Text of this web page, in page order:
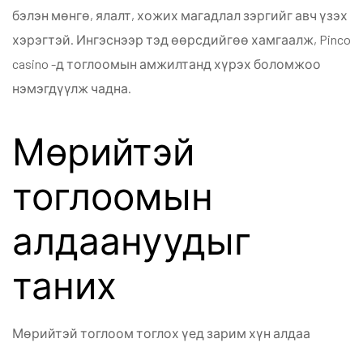
бэлэн мөнгө, ялалт, хожих магадлал зэргийг авч үзэх
хэрэгтэй. Ингэснээр тэд өөрсдийгөө хамгаалж, Pinco
casino -д тоглоомын амжилтанд хүрэх боломжоо
нэмэгдүүлж чадна.
Мөрийтэй
тоглоомын
алдаануудыг
таних
Мөрийтэй тоглоом тоглох үед зарим хүн алдаа